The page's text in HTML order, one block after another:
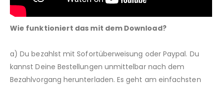
Wie funktioniert das mit dem Download?
a) Du bezahlst mit Sofortüberweisung oder Paypal. Du
kannst Deine Bestellungen unmittelbar nach dem
Bezahlvorgang herunterladen. Es geht am einfachsten